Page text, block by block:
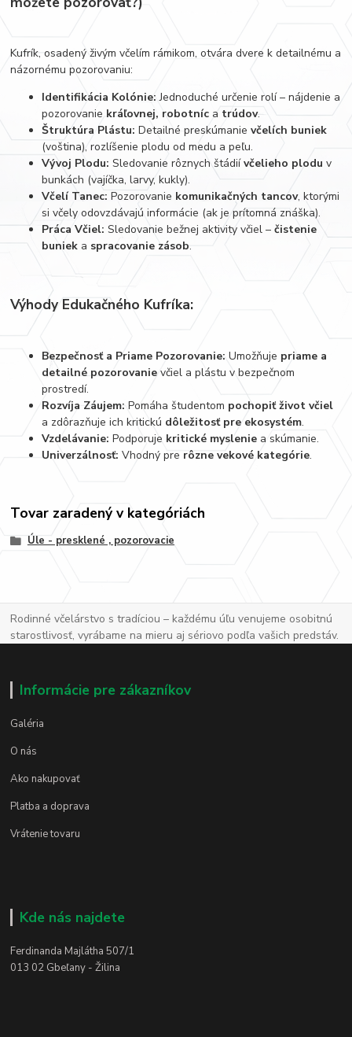
Kufrík, osadený živým včelím rámikom, otvára dvere k detailnému a
názornému pozorovaniu:
Identifikácia Kolónie: Jednoduché určenie rolí – nájdenie a
pozorovanie kráľovnej, robotníc a trúdov.
Štruktúra Plástu: Detailné preskúmanievčelích buniek
(voština), rozlíšenie plodu od medu a peľu.
Vývoj Plodu: Sledovanie rôznych štádiívčelieho plodu v
bunkách (vajíčka, larvy, kukly).
Včelí Tanec: Pozorovanie komunikačných tancov, ktorými
si včely odovzdávajú informácie (ak je prítomná znáška).
Práca Včiel: Sledovanie bežnej aktivity včiel –čistenie
buniek a spracovanie zásob.
Výhody Edukačného Kufríka:
Bezpečnosť a Priame Pozorovanie: Umožňuje priame a
detailné pozorovanie včiel a plástu v bezpečnom
prostredí.
Rozvíja Záujem: Pomáha študentom pochopiť život včiel
a zdôrazňuje ich kritickú dôležitosť pre ekosystém.
Vzdelávanie: Podporuje kritické myslenie a skúmanie.
Univerzálnosť: Vhodný pre rôzne vekové kategórie.
Tovar zaradený v kategóriách
Úle - presklené , pozorovacie
Rodinné včelárstvo s tradíciou – každému úľu venujeme osobitnú
starostlivosť, vyrábame na mieru aj sériovo podľa vašich predstáv.
Informácie pre zákazníkov
Galéria
O nás
Ako nakupovať
Platba a doprava
Vrátenie tovaru
Kde nás najdete
Ferdinanda Majlátha 507/1
013 02 Gbeľany - Žilina